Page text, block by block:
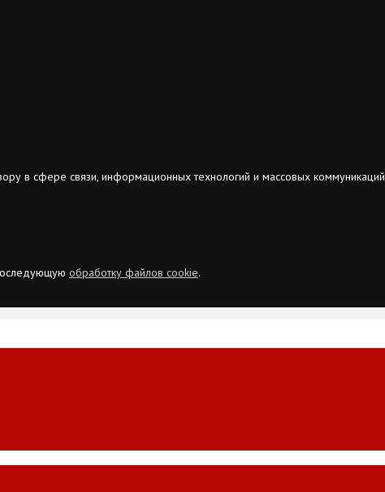
в сфере связи, информационных технологий и массовых коммуникаций
обработку файлов cookie.